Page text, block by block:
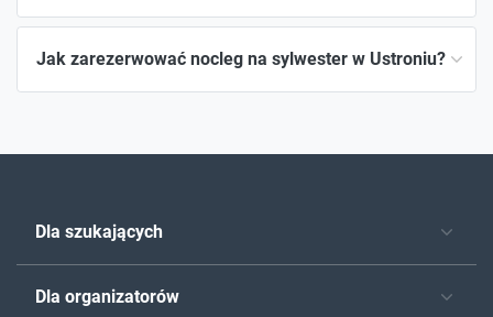
Jak zarezerwować nocleg na sylwester w Ustroniu?
Dla szukających
Dla organizatorów